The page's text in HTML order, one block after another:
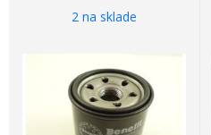
2 na sklade